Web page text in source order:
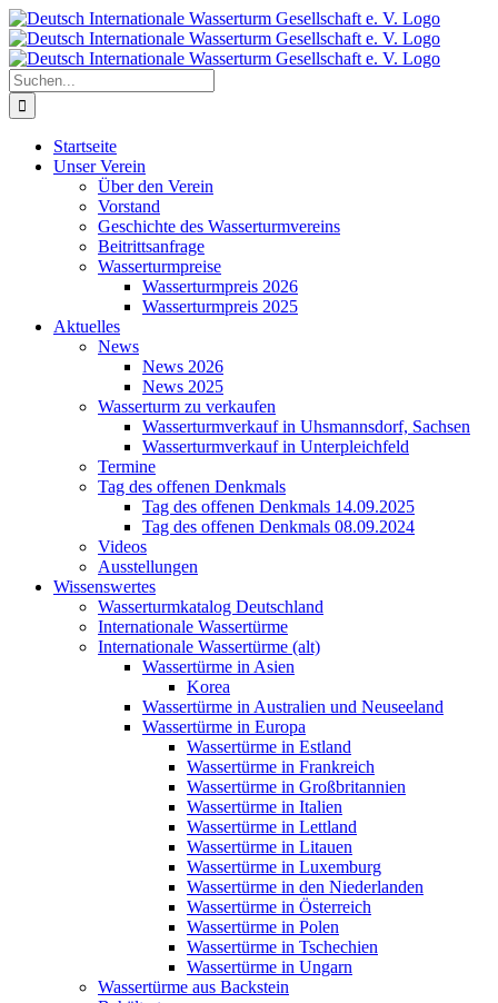
Zum
Inhalt
springen
Suche
nach:
Startseite
Unser Verein
Über den Verein
Vorstand
Geschichte des Wasserturmvereins
Beitrittsanfrage
Wasserturmpreise
Wasserturmpreis 2026
Wasserturmpreis 2025
Aktuelles
News
News 2026
News 2025
Wasserturm zu verkaufen
Wasserturmverkauf in Uhsmannsdorf, Sachsen
Wasserturmverkauf in Unterpleichfeld
Termine
Tag des offenen Denkmals
Tag des offenen Denkmals 14.09.2025
Tag des offenen Denkmals 08.09.2024
Videos
Ausstellungen
Wissenswertes
Wasserturmkatalog Deutschland
Internationale Wassertürme
Internationale Wassertürme (alt)
Wassertürme in Asien
Korea
Wassertürme in Australien und Neuseeland
Wassertürme in Europa
Wassertürme in Estland
Wassertürme in Frankreich
Wassertürme in Großbritannien
Wassertürme in Italien
Wassertürme in Lettland
Wassertürme in Litauen
Wassertürme in Luxemburg
Wassertürme in den Niederlanden
Wassertürme in Österreich
Wassertürme in Polen
Wassertürme in Tschechien
Wassertürme in Ungarn
Wassertürme aus Backstein